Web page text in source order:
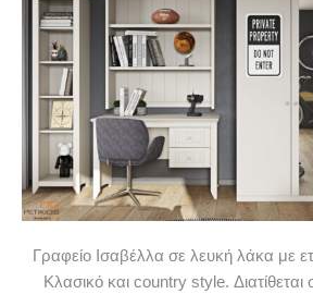
Γραφείο Ισαβέλλα σε λευκή λάκα με
Κλασικό και country style. Διατίθεται